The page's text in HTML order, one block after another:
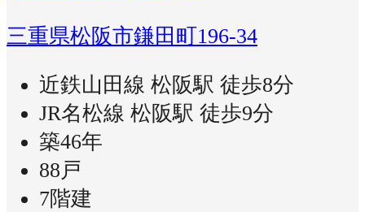
三重県松阪市鎌田町196-34
近鉄山田線 松阪駅 徒歩8分
JR名松線 松阪駅 徒歩9分
築46年
88戸
7階建